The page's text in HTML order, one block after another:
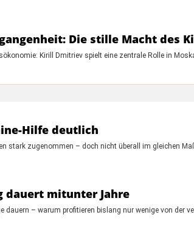
Die stille Macht des
Kirill Dmitriev spielt eine zentrale Rolle in
Hilfe deutlich
stark zugenommen – doch nicht überall im gleichen
dauert mitunter Jahre
dauern – warum profitieren bislang nur wenige von der